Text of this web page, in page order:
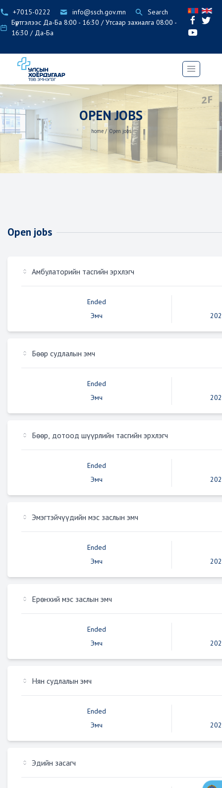
+7015-0222 info@ssch.gov.mn
Search
Бүртгэлээс Да-Ба 8:00 - 16:30 / Утсаар захиалга 08:00 -
16:30 / Да-Ба
OPEN JOBS
home / Open jobs
Open jobs
Амбулаторийн тасгийн эрхлэгч
Ended
Эмч
Бөөр судлалын эмч
Ended
Эмч
Бөөр, дотоод шүүрлийн тасгийн эрхлэгч
Ended
Эмч
Эмэгтэйчүүдийн мэс заслын эмч
Ended
Эмч
Ерөнхий мэс заслын эмч
Ended
Эмч
Нян судлалын эмч
Ended
Эмч
Эдийн засагч